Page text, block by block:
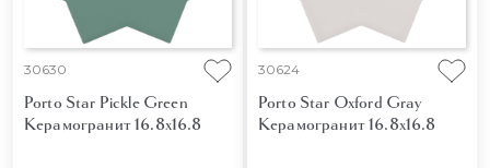
30630
Porto Star Pickle Green
Керамогранит 16.8x16.8
30624
Porto Star Oxford Gray
Керамогранит 16.8x16.8